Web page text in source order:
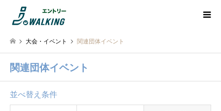
大会・イベント 関連団体イベント
関連団体イベント
並べ替え条件